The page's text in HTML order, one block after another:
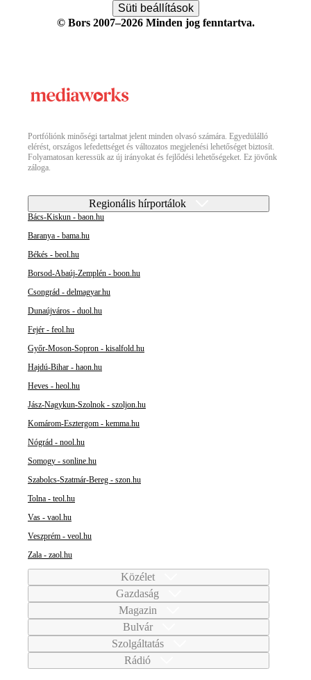
Süti beállítások
© Bors 2007–2026 Minden jog fenntartva.
Portfóliónk minőségi tartalmat jelent minden olvasó számára. Egyedülálló
elérést, országos lefedettséget és változatos megjelenési lehetőséget biztosít.
Folyamatosan keressük az új irányokat és fejlődési lehetőségeket. Ez jövőnk
záloga.
Regionális hírportálok
Bács-Kiskun - baon.hu
Baranya - bama.hu
Békés - beol.hu
Borsod-Abaúj-Zemplén - boon.hu
Csongrád - delmagyar.hu
Dunaújváros - duol.hu
Fejér - feol.hu
Győr-Moson-Sopron - kisalfold.hu
Hajdú-Bihar - haon.hu
Heves - heol.hu
Jász-Nagykun-Szolnok - szoljon.hu
Komárom-Esztergom - kemma.hu
Nógrád - nool.hu
Somogy - sonline.hu
Szabolcs-Szatmár-Bereg - szon.hu
Tolna - teol.hu
Vas - vaol.hu
Veszprém - veol.hu
Zala - zaol.hu
Közélet
Gazdaság
Magazin
Bulvár
Szolgáltatás
Rádió